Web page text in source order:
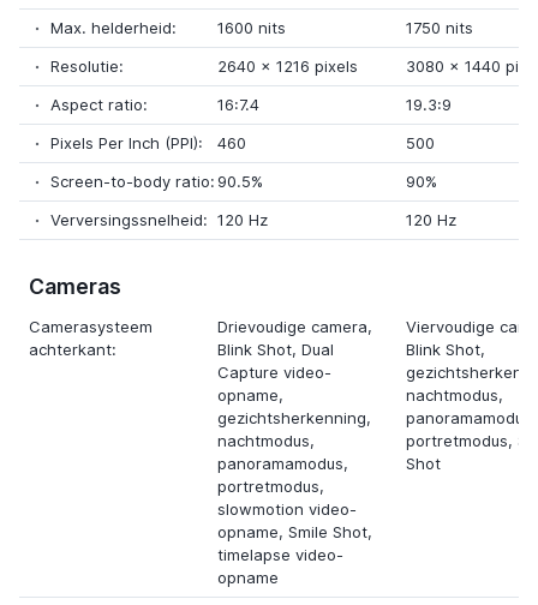
Max. helderheid:
1600 nits
1750 nits
Resolutie:
2640 x 1216 pixels 3080 x 1440
Aspect ratio:
16:7.4
19.3:9
Pixels Per Inch (PPI):
460
500
Screen-to-body ratio: 90.5%
90%
Verversingssnelheid: 120 Hz 120 Hz
Cameras
Camerasysteem
achterkant:
Drievoudige camera,
Blink Shot, Dual
Capture video-
opname,
gezichtsherkenning,
nachtmodus,
panoramamodus,
portretmodus,
slowmotion video-
opname, Smile Shot,
timelapse video-
opname
Viervoudige
Blink Shot,
nachtmodus,
panoramamodus,
portretmodus,
Shot